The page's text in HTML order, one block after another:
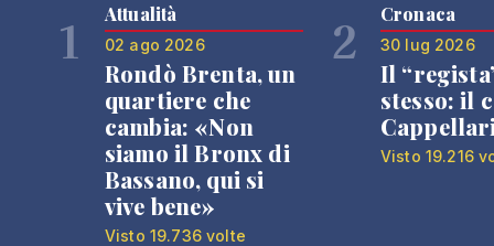
1 Attualità
02 ago 2026
Rondò Brenta, un
quartiere che
cambia: «Non
siamo il Bronx di
Bassano, qui si
vive bene»
Visto 19.736 volte
2 Cronaca
30 lug 2026
Il
stesso: il
Visto 19.216